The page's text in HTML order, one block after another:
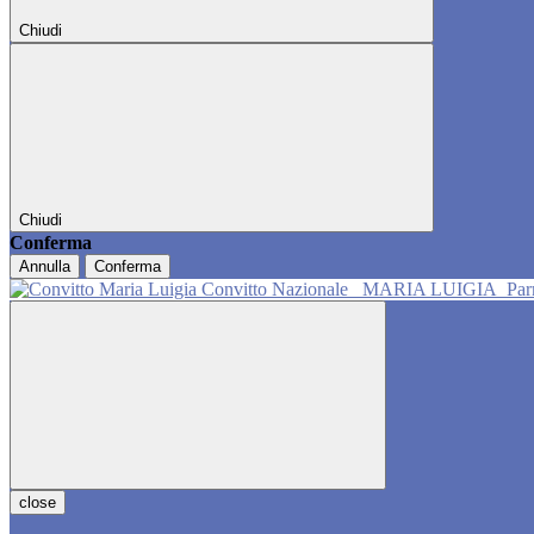
Chiudi
Chiudi
Conferma
Annulla Conferma
Convitto Nazionale MARIA LUIGIA
close